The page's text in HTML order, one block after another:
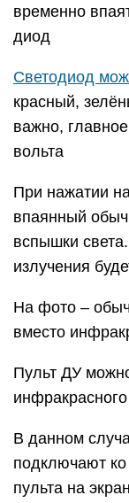
временно
диод
Светодиод
красный,
важно,
вольта
При нажатии
впаянный
вспышки
излучения
На фото –
вместо
Пульт ДУ
В данном
подключают
пульта на